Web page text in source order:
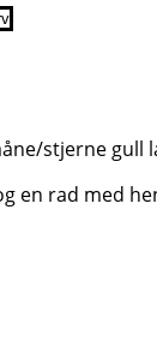
stjerne gull
en rad med